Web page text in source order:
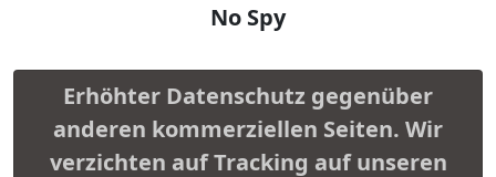
No Spy
Erhöhter Datenschutz gegenüber
anderen kommerziellen Seiten. Wir
verzichten auf Tracking auf unseren